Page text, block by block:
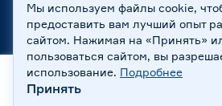
ООО «Бауцентр Рус» 2004 -2026,
ул. А.Невского, 205. ИНН
Все права защищены
Политика обработки персональных
Правовая информация
Охрана труда
Главная
Мы используем файлы cookie,
предоставить вам лучший опыт
сайтом. Нажимая на «Принять»
пользоваться сайтом, вы
использование. Подробнее
Принять